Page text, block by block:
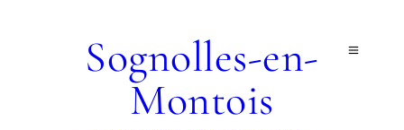
Sognolles-en-
Montois